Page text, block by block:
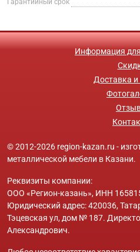
Информация
Доставка
© 2012-2026 region-kazan.ru -
металлической мебели в Казани.
Реквизиты компании:
ООО «Регион-казань», ИНН
Юридический адрес: 420036,
Тэцевская ул, дом № 187.
Александрович.